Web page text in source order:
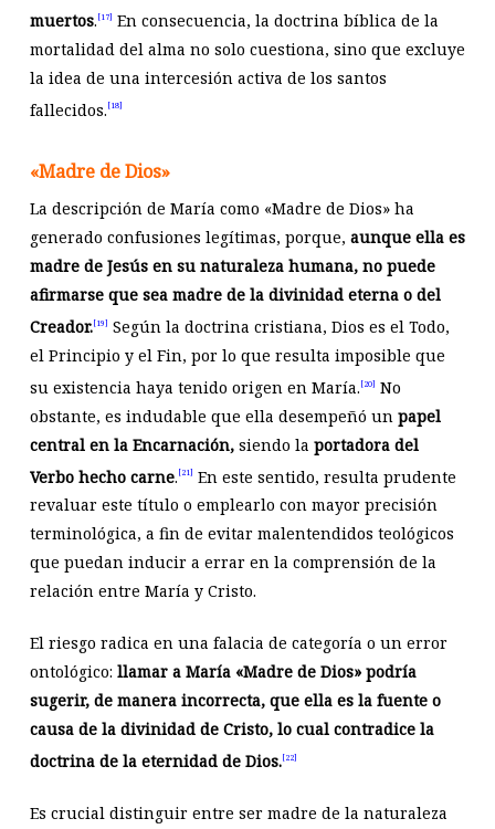
muertos. [17]
En consecuencia, la doctrina bíblica de la
mortalidad del alma no solo cuestiona, sino que excluye
la idea de una intercesión activa de los santos
fallecidos. [18]
«Madre de Dios»
La descripción de María como «Madre de Dios» ha
generado confusiones legítimas, porque, aunque ella es
madre de Jesús en su naturaleza humana, no puede
afirmarse que sea madre de la divinidad eterna o del
Creador. [19]
Según la doctrina cristiana, Dios es el Todo,
el Principio y el Fin, por lo que resulta imposible que
su existencia haya tenido origen en María. [20]
No
obstante, es indudable que ella desempeñó un papel
central en la Encarnación,siendo la portadora del
Verbo hecho carne. [21]
En este sentido, resulta prudente
revaluar este título o emplearlo con mayor precisión
terminológica, a fin de evitar malentendidos teológicos
que puedan inducir a errar en la comprensión de la
relación entre María y Cristo.
El riesgo radica en una falacia de categoría o un error
ontológico: llamar a María «Madre de Dios» podría
sugerir, de manera incorrecta, que ella es la fuente o
causa de la divinidad de Cristo, lo cual contradice la
doctrina de la eternidad de Dios. [22]
Es crucial distinguir entre ser madre de la naturaleza